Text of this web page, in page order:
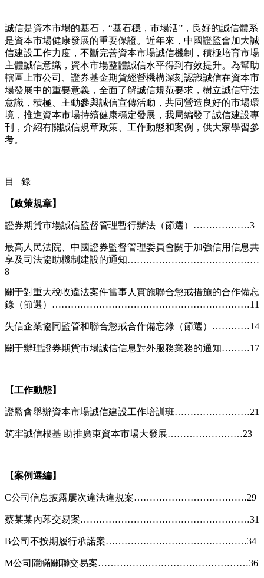
誠信是資本市場的基石，“基石穩，市場活”，良好的誠信體系
是資本市場健康發展的重要保證。近年來，中國證監會加大誠
信建設工作力度，不斷完善資本市場誠信機制，積極培育市場
主體誠信意識，資本市場整體誠信水平得到有效提升。為幫助
轄區上市公司、證券基金期貨經營機構深刻認識誠信在資本市
場發展中的重要意義，全面了解誠信規范要求，樹立誠信守法
意識，積極、主動參與誠信宣傳活動，共同營造良好的市場環
境，推進資本市場持續健康穩定發展，我局編發了誠信建設專
刊，介紹有關誠信規章政策、工作動態和案例，供大家學習參
考。
目 錄
【政策規章】
證券期貨市場誠信監督管理暫行辦法（節選）………………3
最高人民法院、中國證券監督管理委員會關于加強信用信息共
享及司法協助機制建設的通知……………………………………
8
關于對重大稅收違法案件當事人實施聯合懲戒措施的合作備忘
錄（節選）………………………………………………………11
失信企業協同監管和聯合懲戒合作備忘錄（節選）…………14
關于辦理證券期貨市場誠信信息對外服務業務的通知………17
【工作動態】
證監會舉辦資本市場誠信建設工作培訓班……………………21
筑牢誠信根基 助推廣東資本市場大發展……………………23
【案例選編】
C公司信息披露屢次違法違規案………………………………29
蔡某某內幕交易案………………………………………………31
B公司不按期履行承諾案………………………………………34
M公司隱瞞關聯交易案…………………………………………36